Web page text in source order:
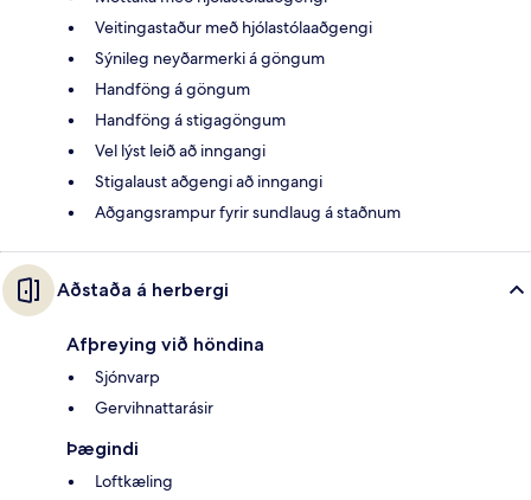
Veitingastaður með hjólastólaaðgengi
Sýnileg neyðarmerki á göngum
Handföng á göngum
Handföng á stigagöngum
Vel lýst leið að inngangi
Stigalaust aðgengi að inngangi
Aðgangsrampur fyrir sundlaug á staðnum
Aðstaða á herbergi
Afþreying við höndina
Sjónvarp
Gervihnattarásir
Þægindi
Loftkæling